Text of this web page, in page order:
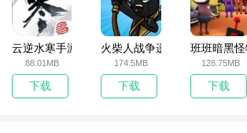
云逆水寒手游
88.01MB
下载
火柴人战争遗产无敌版
174.5MB
下载
班班暗黑
128.75MB
下载